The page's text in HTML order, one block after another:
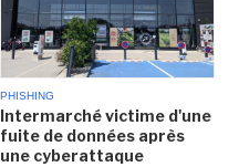
PHISHING
Intermarché victime d'une
fuite de données après
une cyberattaque